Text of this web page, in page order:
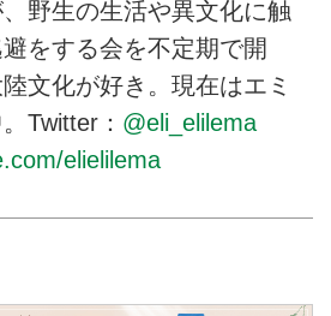
野生の生活や異文化に触
をする会を不定期で開
文化が好き。現在はエミ
Twitter： @eli_elilema
elielilema